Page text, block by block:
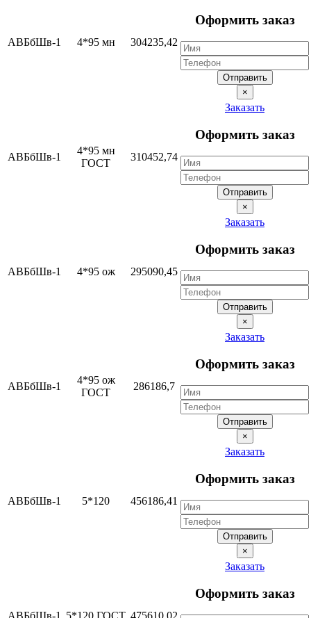
АВБбШв-1 4*95 мн 304235,42
Оформить заказ
Отправить
×
АВБбШв-1
4*95 мн
ГОСТ
310452,74
Заказать
Оформить заказ
Отправить
×
АВБбШв-1 4*95 ож 295090,45
Заказать
Оформить заказ
Отправить
×
АВБбШв-1
4*95 ож
ГОСТ
286186,7
Заказать
Оформить заказ
Отправить
×
АВБбШв-1 5*120 456186,41
Заказать
Оформить заказ
Отправить
×
Заказать
Оформить заказ